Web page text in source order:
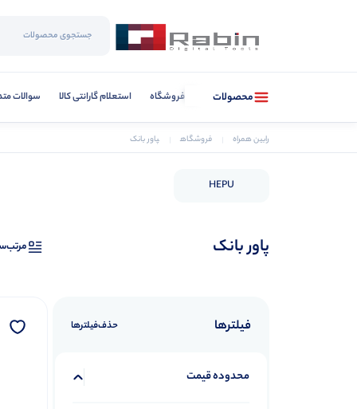
محصولات فروشگاه استعلام گارانتی کالا سوالات
رابین همراه فروشگاه پاور بانک
HEPU
پاور بانک
فیلترها حذف‌فیلتر‌ها
محدوده قیمت